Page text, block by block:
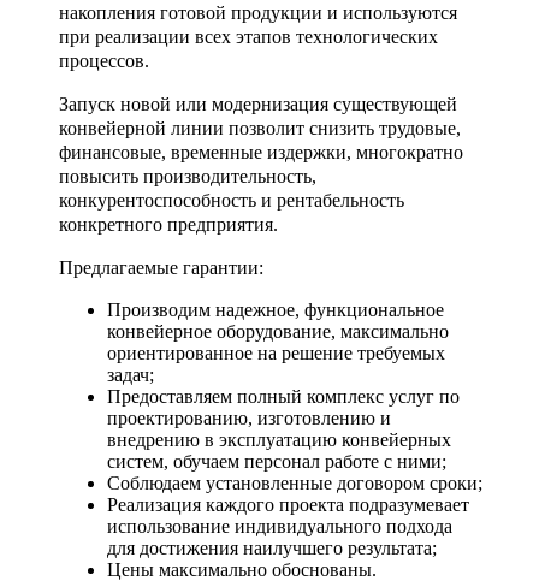
накопления готовой продукции и используются
при реализации всех этапов технологических
процессов.
Запуск новой или модернизация существующей
конвейерной линии позволит снизить трудовые,
финансовые, временные издержки, многократно
повысить производительность,
конкурентоспособность и рентабельность
конкретного предприятия.
Предлагаемые гарантии:
Производим надежное, функциональное
конвейерное оборудование, максимально
ориентированное на решение требуемых
задач;
Предоставляем полный комплекс услуг по
проектированию, изготовлению и
внедрению в эксплуатацию конвейерных
систем, обучаем персонал работе с ними;
Соблюдаем установленные договором сроки;
Реализация каждого проекта подразумевает
использование индивидуального подхода
для достижения наилучшего результата;
Цены максимально обоснованы.